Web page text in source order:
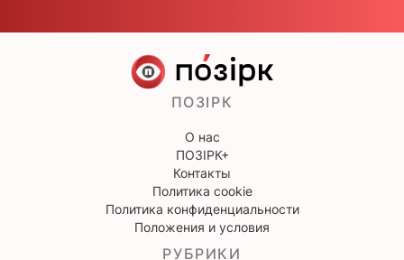
ПОЗІРК
О нас
ПОЗІРК+
Контакты
Политика cookie
Политика конфиденциальности
Положения и условия
РУБРИКИ